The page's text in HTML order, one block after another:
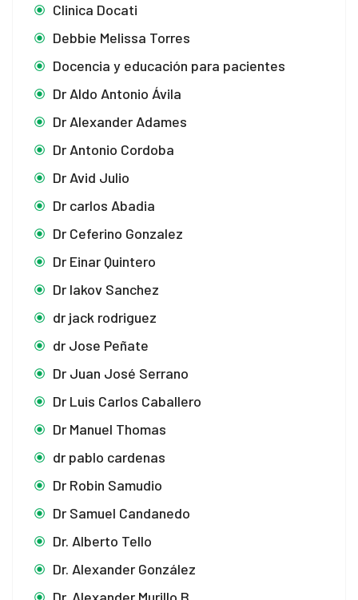
Clinica Docati
Debbie Melissa Torres
Docencia y educación para pacientes
Dr Aldo Antonio Ávila
Dr Alexander Adames
Dr Antonio Cordoba
Dr Avid Julio
Dr carlos Abadia
Dr Ceferino Gonzalez
Dr Einar Quintero
Dr Iakov Sanchez
dr jack rodriguez
dr Jose Peñate
Dr Juan José Serrano
Dr Luis Carlos Caballero
Dr Manuel Thomas
dr pablo cardenas
Dr Robin Samudio
Dr Samuel Candanedo
Dr. Alberto Tello
Dr. Alexander González